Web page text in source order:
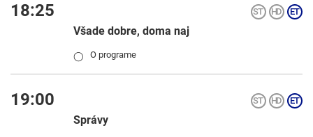
18:25
Všade dobre, doma naj
◯ O programe
19:00
Správy